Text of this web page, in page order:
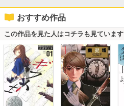
おすすめ作品
この作品を見た人はコチラも見ています